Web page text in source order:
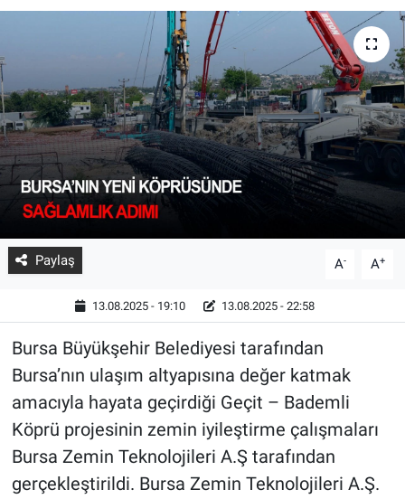
Paylaş A- A+
13.08.2025 - 19:10 13.08.2025 - 22:58
Bursa Büyükşehir Belediyesi tarafından
Bursa’nın ulaşım altyapısına değer katmak
amacıyla hayata geçirdiği Geçit – Bademli
Köprü projesinin zemin iyileştirme çalışmaları
Bursa Zemin Teknolojileri A.Ş tarafından
gerçekleştirildi. Bursa Zemin Teknolojileri A.Ş.